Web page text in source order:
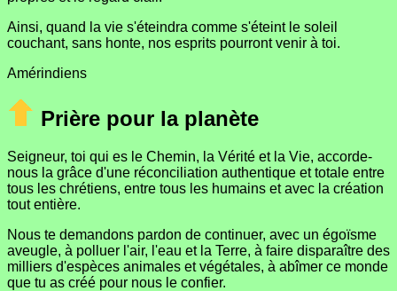
Ainsi, quand la vie s'éteindra comme s'éteint le soleil
couchant, sans honte, nos esprits pourront venir à toi.
Amérindiens
Prière pour la planète
Seigneur, toi qui es le Chemin, la Vérité et la Vie, accorde-
nous la grâce d'une réconciliation authentique et totale entre
tous les chrétiens, entre tous les humains et avec la création
tout entière.
Nous te demandons pardon de continuer, avec un égoïsme
aveugle, à polluer l'air, l'eau et la Terre, à faire disparaître des
milliers d'espèces animales et végétales, à abîmer ce monde
que tu as créé pour nous le confier.